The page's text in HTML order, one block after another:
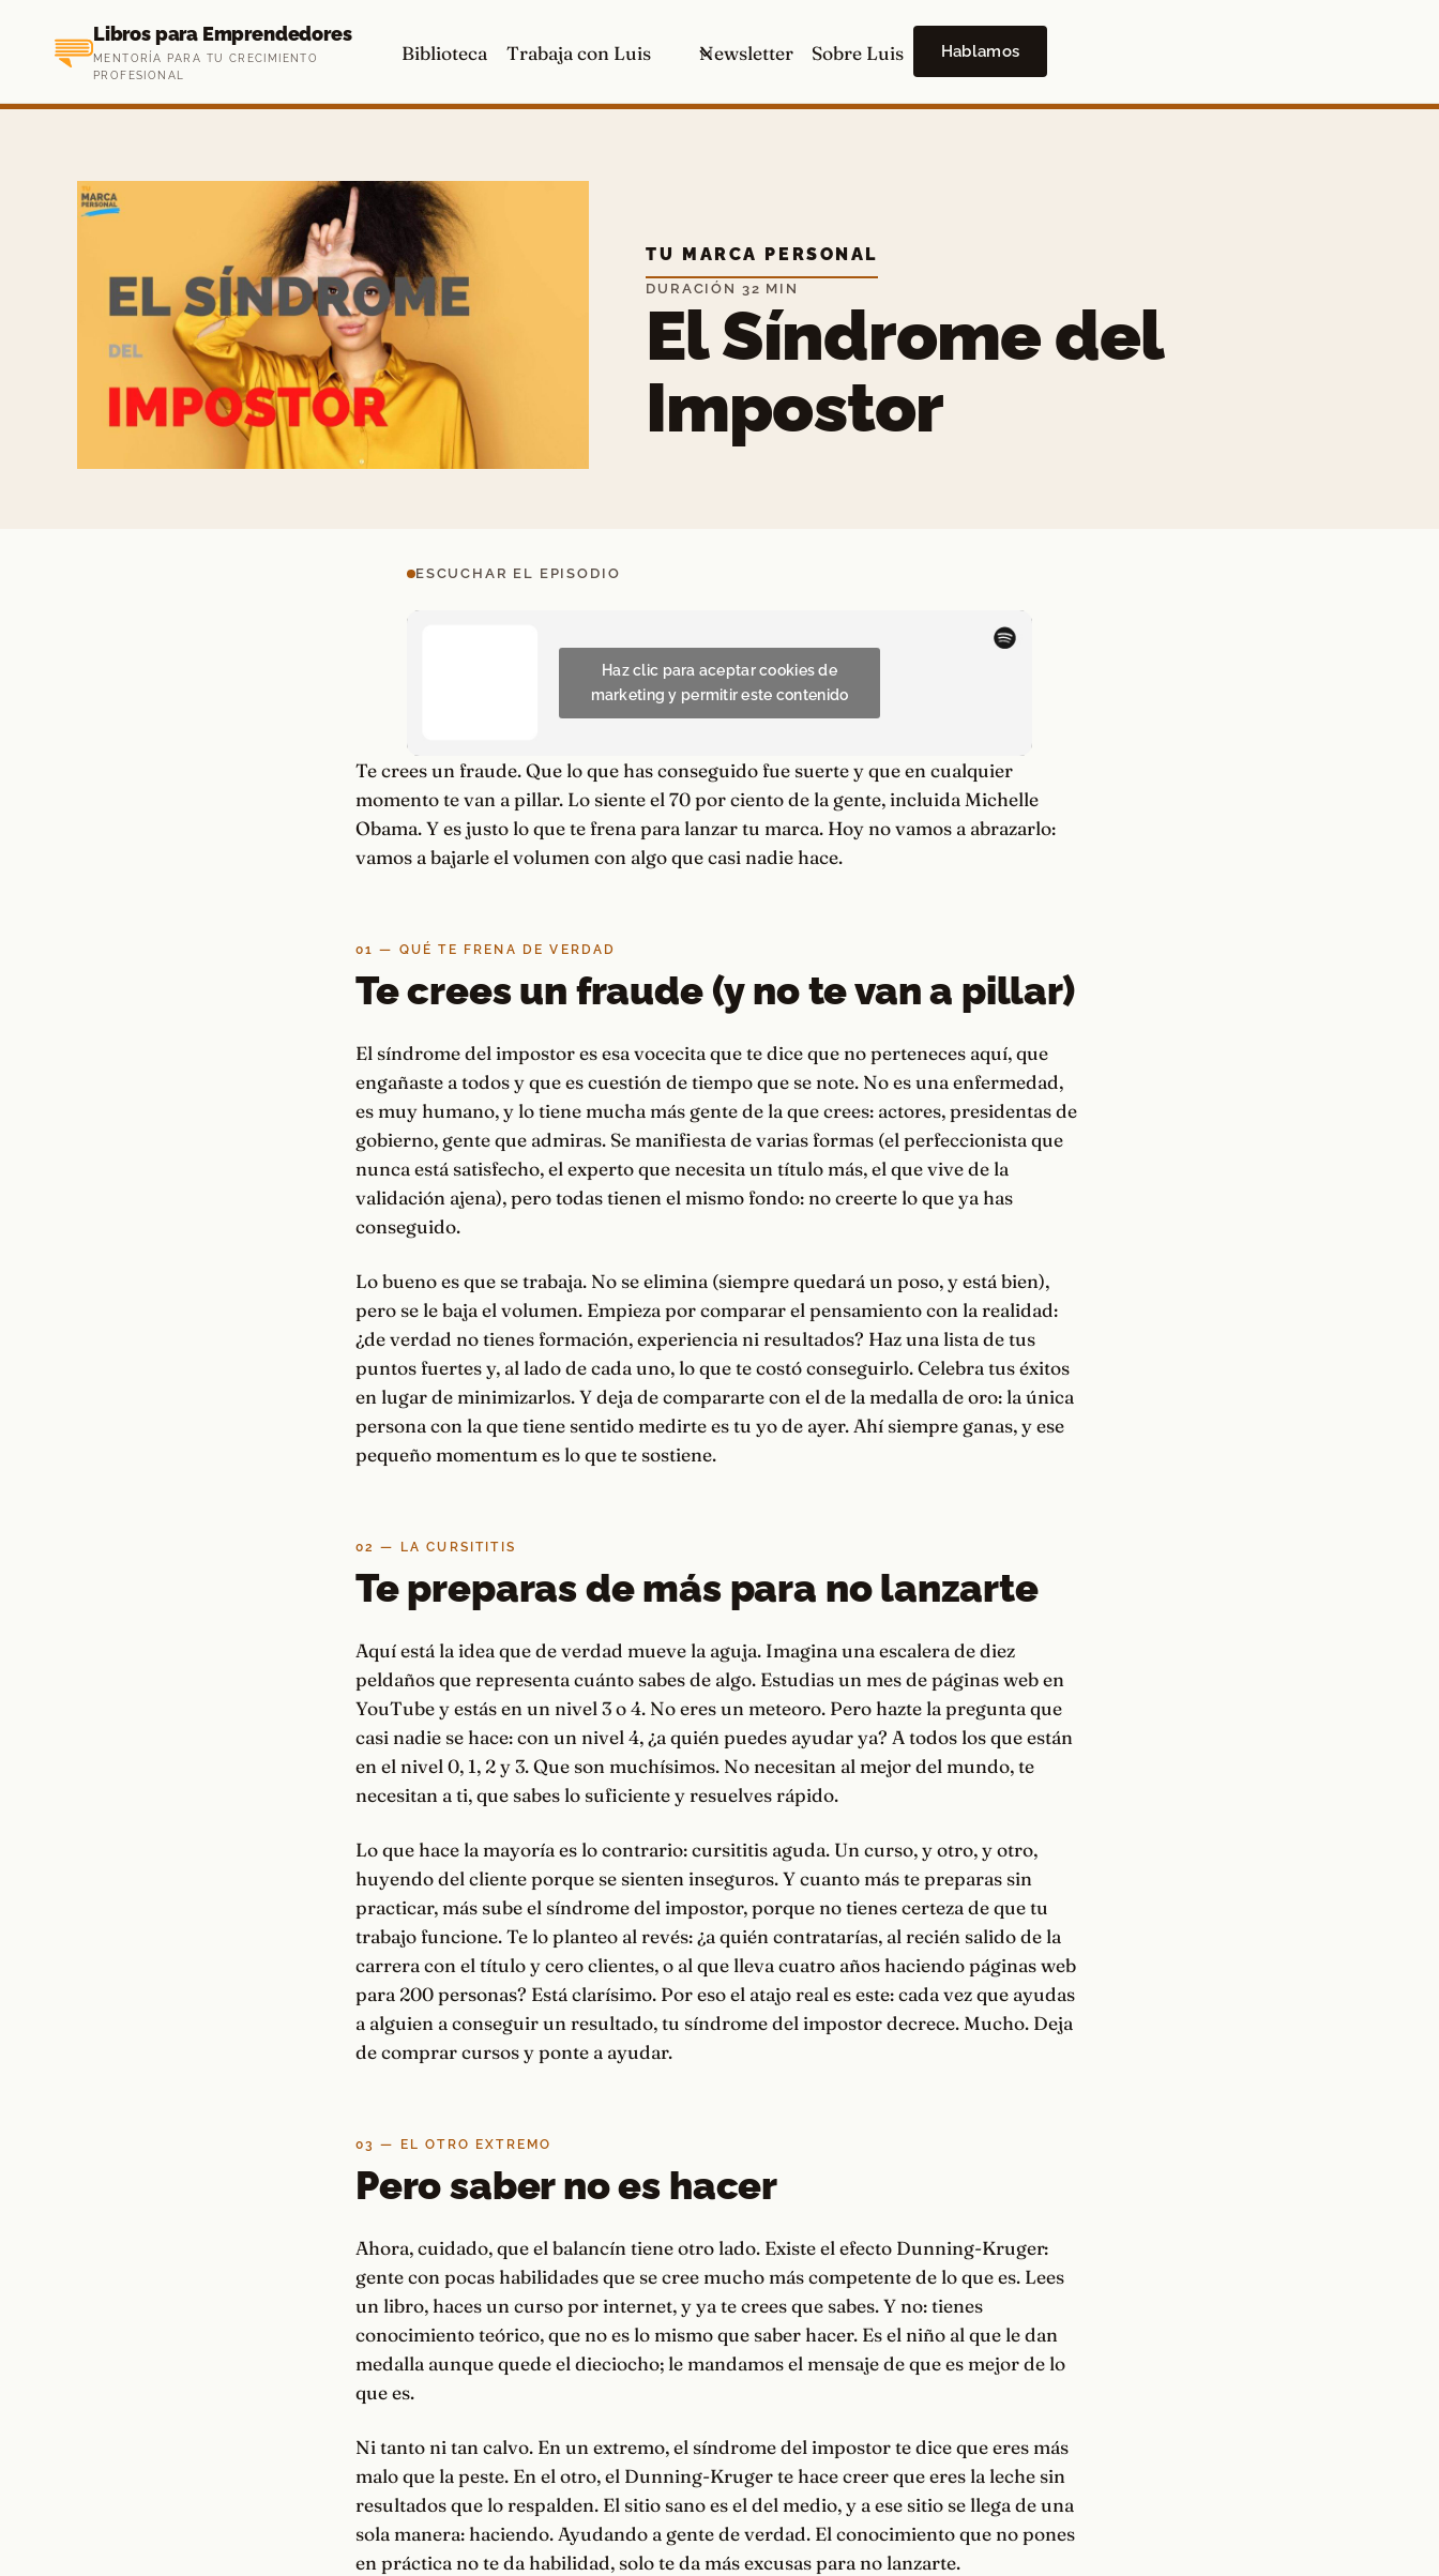
contenido
Libros para Emprendedores
MENTORÍA PARA TU CRECIMIENTO
PROFESIONAL
Biblioteca Trabaja con Luis Newsletter Sobre Luis Hablamos
TU MARCA PERSONAL
DURACIÓN 32 MIN
El Síndrome del
Impostor
ESCUCHAR EL EPISODIO
Haz clic para aceptar cookies de
marketing y permitir este contenido
Te crees un fraude. Que lo que has conseguido fue suerte y que en cualquier
momento te van a pillar. Lo siente el 70 por ciento de la gente, incluida Michelle
Obama. Y es justo lo que te frena para lanzar tu marca. Hoy no vamos a abrazarlo:
vamos a bajarle el volumen con algo que casi nadie hace.
01 — QUÉ TE FRENA DE VERDAD
Te crees un fraude (y no te van a pillar)
El síndrome del impostor es esa vocecita que te dice que no perteneces aquí, que
engañaste a todos y que es cuestión de tiempo que se note. No es una enfermedad,
es muy humano, y lo tiene mucha más gente de la que crees: actores, presidentas de
gobierno, gente que admiras. Se manifiesta de varias formas (el perfeccionista que
nunca está satisfecho, el experto que necesita un título más, el que vive de la
validación ajena), pero todas tienen el mismo fondo: no creerte lo que ya has
conseguido.
Lo bueno es que se trabaja. No se elimina (siempre quedará un poso, y está bien),
pero se le baja el volumen. Empieza por comparar el pensamiento con la realidad:
¿de verdad no tienes formación, experiencia ni resultados? Haz una lista de tus
puntos fuertes y, al lado de cada uno, lo que te costó conseguirlo. Celebra tus éxitos
en lugar de minimizarlos. Y deja de compararte con el de la medalla de oro: la única
persona con la que tiene sentido medirte es tu yo de ayer. Ahí siempre ganas, y ese
pequeño momentum es lo que te sostiene.
02 — LA CURSITITIS
Te preparas de más para no lanzarte
Aquí está la idea que de verdad mueve la aguja. Imagina una escalera de diez
peldaños que representa cuánto sabes de algo. Estudias un mes de páginas web en
YouTube y estás en un nivel 3 o 4. No eres un meteoro. Pero hazte la pregunta que
casi nadie se hace: con un nivel 4, ¿a quién puedes ayudar ya? A todos los que están
en el nivel 0, 1, 2 y 3. Que son muchísimos. No necesitan al mejor del mundo, te
necesitan a ti, que sabes lo suficiente y resuelves rápido.
Lo que hace la mayoría es lo contrario: cursititis aguda. Un curso, y otro, y otro,
huyendo del cliente porque se sienten inseguros. Y cuanto más te preparas sin
practicar, más sube el síndrome del impostor, porque no tienes certeza de que tu
trabajo funcione. Te lo planteo al revés: ¿a quién contratarías, al recién salido de la
carrera con el título y cero clientes, o al que lleva cuatro años haciendo páginas web
para 200 personas? Está clarísimo. Por eso el atajo real es este: cada vez que ayudas
a alguien a conseguir un resultado, tu síndrome del impostor decrece. Mucho. Deja
de comprar cursos y ponte a ayudar.
03 — EL OTRO EXTREMO
Pero saber no es hacer
Ahora, cuidado, que el balancín tiene otro lado. Existe el efecto Dunning-Kruger:
gente con pocas habilidades que se cree mucho más competente de lo que es. Lees
un libro, haces un curso por internet, y ya te crees que sabes. Y no: tienes
conocimiento teórico, que no es lo mismo que saber hacer. Es el niño al que le dan
medalla aunque quede el dieciocho; le mandamos el mensaje de que es mejor de lo
que es.
Ni tanto ni tan calvo. En un extremo, el síndrome del impostor te dice que eres más
malo que la peste. En el otro, el Dunning-Kruger te hace creer que eres la leche sin
resultados que lo respalden. El sitio sano es el del medio, y a ese sitio se llega de una
sola manera: haciendo. Ayudando a gente de verdad. El conocimiento que no pones
en práctica no te da habilidad, solo te da más excusas para no lanzarte.